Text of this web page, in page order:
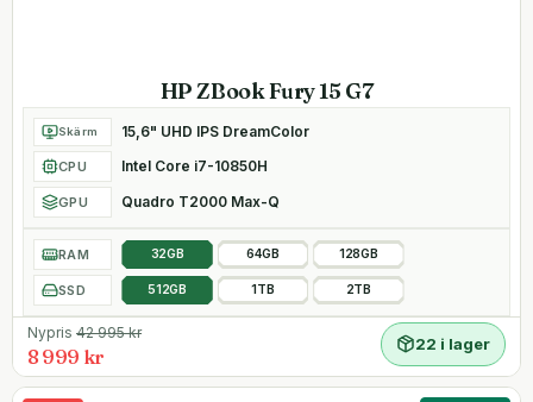
HP ZBook Fury 15 G7
Skärm 15,6" UHD IPS DreamColor
CPU Intel Core i7-10850H
GPU Quadro T2000 Max-Q
RAM 32GB 64GB 128GB
SSD 512GB 1TB 2TB
Nypris 42 995kr
8 999 kr
22 i lager